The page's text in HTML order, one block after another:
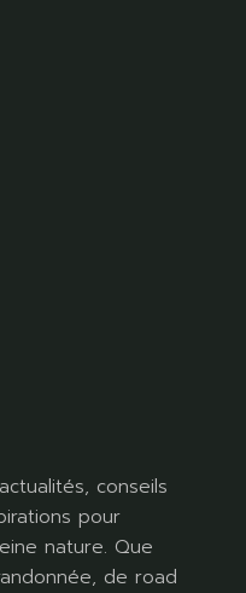
conseils
pour
nature. Que
de road